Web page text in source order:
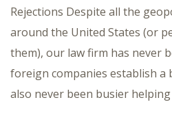
Rejections Despite all the
around the United States (or
them), our law firm has never
foreign companies establish a
also never been busier